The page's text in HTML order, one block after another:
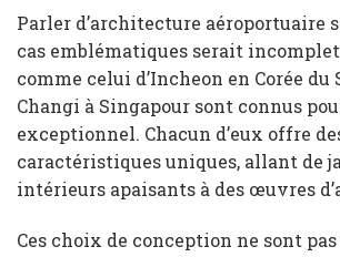
Parler d’architecture aéroportuaire
cas emblématiques serait
comme celui d’Incheon en Corée du
Changi à Singapour sont connus
exceptionnel. Chacun d’eux offre
caractéristiques uniques, allant de
intérieurs apaisants à des œuvres
Ces choix de conception ne sont